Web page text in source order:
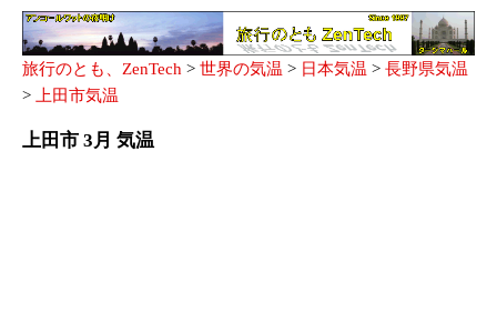
旅行のとも、ZenTech > 世界の気温 > 日本気温 > 長野県気温
>
上田市気温
上田市 3月 気温